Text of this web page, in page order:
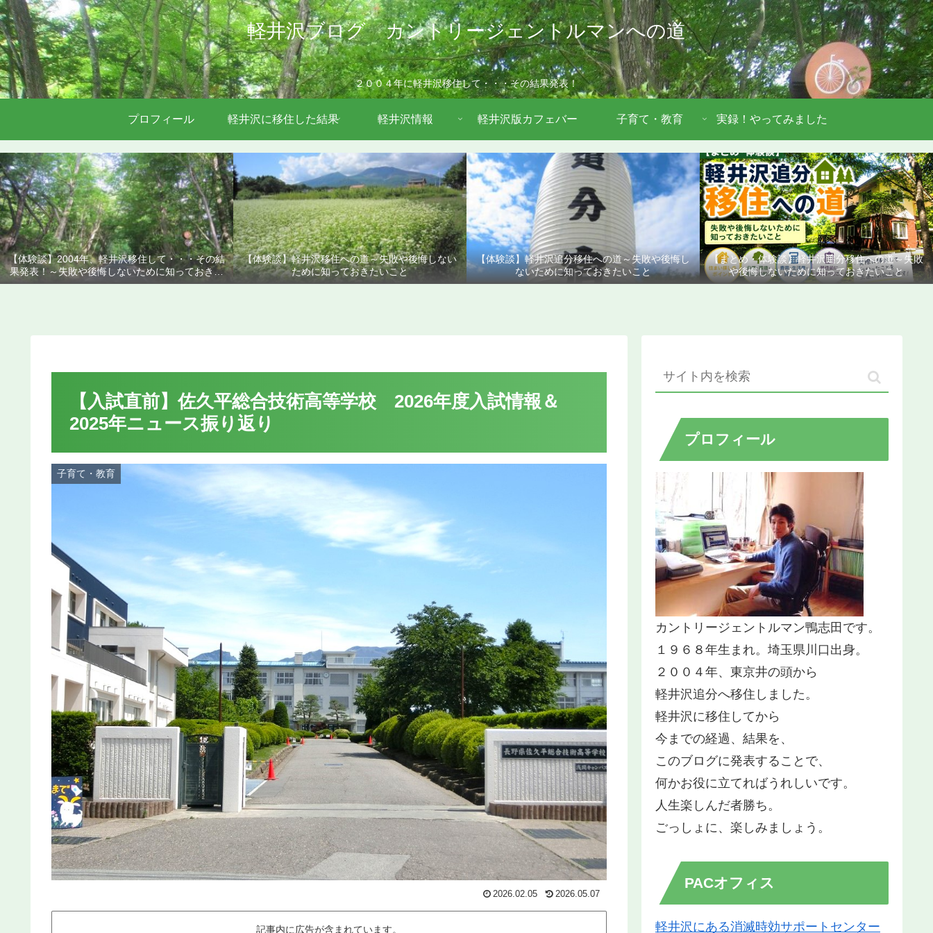
軽井沢ブログ カントリージェントルマンへの道
２００４年に軽井沢移住して・・・その結果発表！
プロフィール 軽井沢に移住した結果 軽井沢情報 軽井沢版カフェバー 子育て・教育 実録！やってみました
【体験談】2004年、軽井沢移住して・・・その結
果発表！～失敗や後悔しないために知っておきた
いこと
【体験談】軽井沢移住への道～失敗や後悔しない
ために知っておきたいこと
【体験談】軽井沢追分移住への道～失敗や後悔し
ないために知っておきたいこと
【まとめ・体験談】軽井沢追分移住への道～失敗
や後悔しないために知っておきたいこと
【入試直前】佐久平総合技術高等学校 2026年度入試情報＆
2025年ニュース振り返り
子育て・教育
2026.02.05 2026.05.07
記事内に広告が含まれています。
プロフィール
カントリージェントルマン鴨志田です。
１９６８年生まれ。埼玉県川口出身。
２００４年、東京井の頭から
軽井沢追分へ移住しました。
軽井沢に移住してから
今までの経過、結果を、
このブログに発表することで、
何かお役に立てればうれしいです。
人生楽しんだ者勝ち。
ごっしょに、楽しみましょう。
PACオフィス
軽井沢にある消滅時効サポートセンター